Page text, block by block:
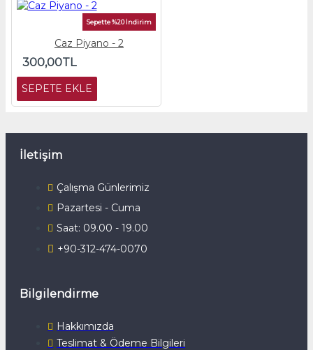
Sepette %20 İndirim
Caz Piyano - 2
300,00TL
SEPETE EKLE
İletişim
Çalışma Günlerimiz
Pazartesi - Cuma
Saat: 09.00 - 19.00
+90-312-474-0070
Bilgilendirme
Hakkımızda
Teslimat & Ödeme Bilgileri